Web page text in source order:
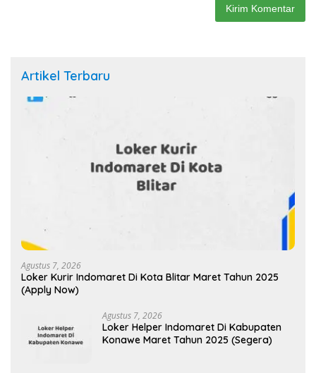
Artikel Terbaru
Agustus 7, 2026
Loker Kurir Indomaret Di Kota Blitar Maret Tahun 2025
(Apply Now)
Agustus 7, 2026
Loker Helper Indomaret Di Kabupaten
Konawe Maret Tahun 2025 (Segera)